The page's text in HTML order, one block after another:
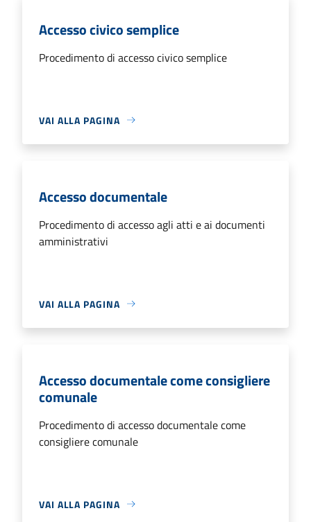
Accesso civico semplice
Procedimento di accesso civico semplice
VAI ALLA PAGINA
Accesso documentale
Procedimento di accesso agli atti e ai documenti
amministrativi
VAI ALLA PAGINA
Accesso documentale come consigliere
comunale
Procedimento di accesso documentale come
consigliere comunale
VAI ALLA PAGINA